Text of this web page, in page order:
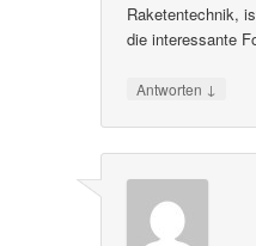
Raketentechnik,
die interessante
Antworten ↓